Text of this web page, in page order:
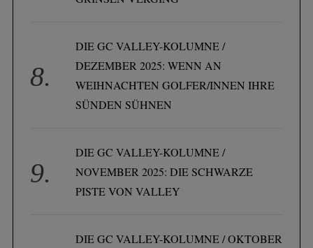
DIE GC VALLEY-KOLUMNE /
DEZEMBER 2025: WENN AN
WEIHNACHTEN GOLFER/INNEN IHRE
SÜNDEN SÜHNEN
DIE GC VALLEY-KOLUMNE /
NOVEMBER 2025: DIE SCHWARZE
PISTE VON VALLEY
DIE GC VALLEY-KOLUMNE / OKTOBER